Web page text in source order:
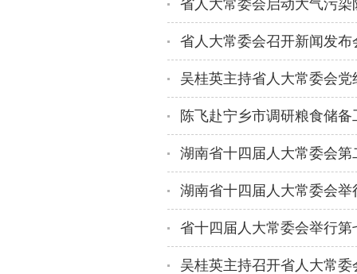
陈飞赴宁乡市调研粮食储备
湖南省十四届人大常委会
省十四届人大常委会举行
吴桂英主持召开省人大常委